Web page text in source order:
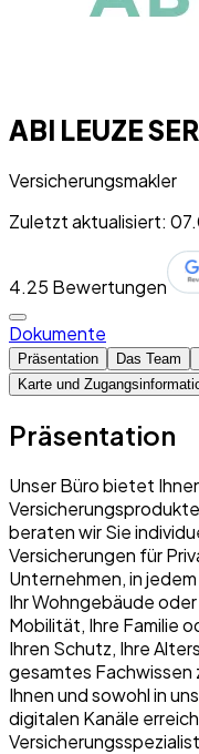
ABI LEUZE
Versicherungsmakler
Zuletzt aktualisiert:
4.25 Bewertungen
Dokumente
Präsentation Das Team
Karte und
Präsentation
Unser Büro bietet
beraten wir Sie
Versicherungen für
Unternehmen, in
Ihr Wohngebäude
Mobilität, Ihre Familie
Ihren Schutz, Ihre
gesamtes Fachwissen
Ihnen und sowohl in
digitalen Kanäle